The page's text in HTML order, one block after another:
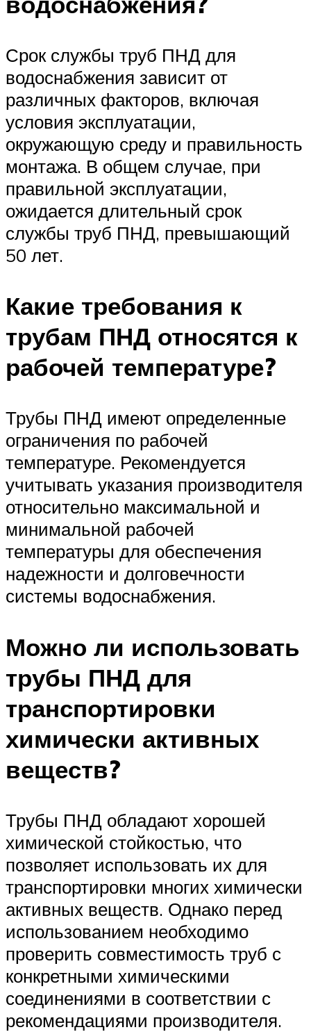
Срок службы труб ПНД для
водоснабжения зависит от
различных факторов, включая
условия эксплуатации,
окружающую среду и правильность
монтажа. В общем случае, при
правильной эксплуатации,
ожидается длительный срок
службы труб ПНД, превышающий
50 лет.
Какие требования к
трубам ПНД относятся к
рабочей температуре?
Трубы ПНД имеют определенные
ограничения по рабочей
температуре. Рекомендуется
учитывать указания производителя
относительно максимальной и
минимальной рабочей
температуры для обеспечения
надежности и долговечности
системы водоснабжения.
Можно ли использовать
трубы ПНД для
транспортировки
химически активных
веществ?
Трубы ПНД обладают хорошей
химической стойкостью, что
позволяет использовать их для
транспортировки многих химически
активных веществ. Однако перед
использованием необходимо
проверить совместимость труб с
конкретными химическими
соединениями в соответствии с
рекомендациями производителя.